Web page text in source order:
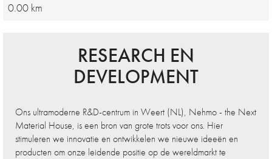
0.00 km
RESEARCH EN
DEVELOPMENT
Ons ultramoderne R&D-centrum in Weert (NL), Nehmo - the Next
Material House, is een bron van grote trots voor ons. Hier
stimuleren we innovatie en ontwikkelen we nieuwe ideeën en
producten om onze leidende positie op de wereldmarkt te